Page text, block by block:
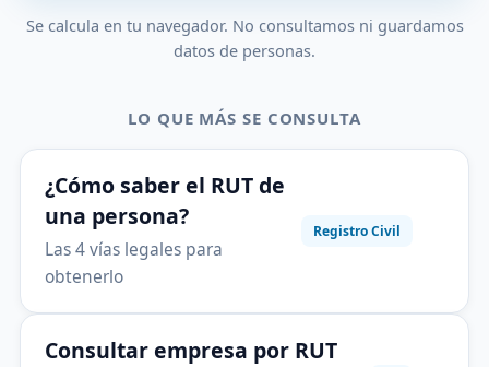
Se calcula en tu navegador. No consultamos ni guardamos
datos de personas.
LO QUE MÁS SE CONSULTA
¿Cómo saber el RUT de
una persona?
Las 4 vías legales para
obtenerlo
Registro Civil
Consultar empresa por RUT